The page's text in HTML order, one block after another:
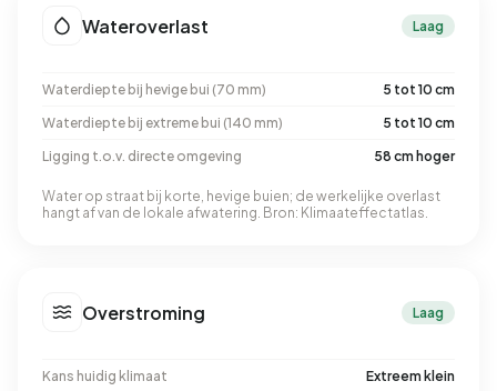
Wateroverlast Laag
Waterdiepte bij hevige bui (70 mm)
5 tot 10 cm
Waterdiepte bij extreme bui (140 mm)
5 tot 10 cm
Ligging t.o.v. directe omgeving
58 cm hoger
Water op straat bij korte, hevige buien; de werkelijke overlast
hangt af van de lokale afwatering. Bron: Klimaateffectatlas.
Overstroming Laag
Kans huidig klimaat
Extreem klein